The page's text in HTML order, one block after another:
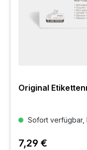
Original
Sofort verfügbar,
7,29 €